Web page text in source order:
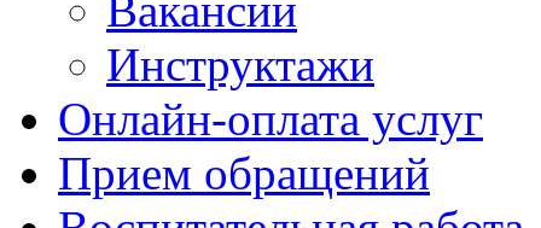
Вакансии
Инструктажи
Онлайн-оплата услуг
Прием обращений